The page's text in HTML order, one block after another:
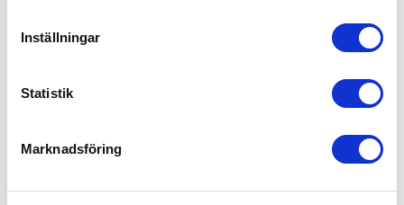
Inställningar
Statistik
Marknadsföring